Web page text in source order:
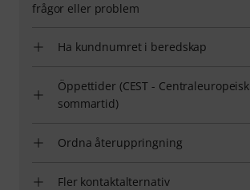
frågor eller problem
Ha kundnumret i beredskap
Öppettider (CEST - Centraleuropeisk
sommartid)
Ordna återuppringning
Fler kontaktalternativ